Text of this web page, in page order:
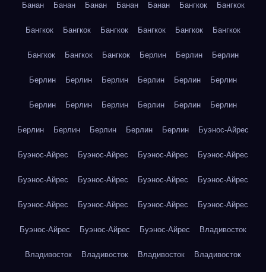
Банан Банан Банан Банан Банан Бангкок Бангкок
Бангкок Бангкок Бангкок Бангкок Бангкок Бангкок
Бангкок Бангкок Бангкок Берлин Берлин Берлин
Берлин Берлин Берлин Берлин Берлин Берлин
Берлин Берлин Берлин Берлин Берлин Берлин
Берлин Берлин Берлин Берлин Берлин Буэнос-Айрес
Буэнос-Айрес Буэнос-Айрес Буэнос-Айрес Буэнос-Айрес
Буэнос-Айрес Буэнос-Айрес Буэнос-Айрес Буэнос-Айрес
Буэнос-Айрес Буэнос-Айрес Буэнос-Айрес Буэнос-Айрес
Буэнос-Айрес Буэнос-Айрес Буэнос-Айрес Владивосток
Владивосток Владивосток Владивосток Владивосток